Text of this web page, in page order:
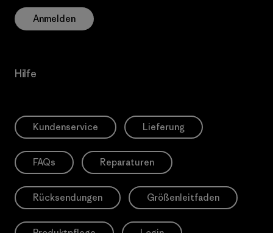
Anmelden
Hilfe
Kundenservice Lieferung
FAQs Reparaturen
Rücksendungen Größenleitfaden